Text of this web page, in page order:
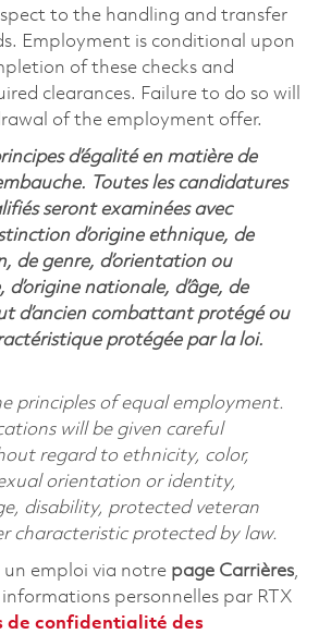
to the handling and transfer
Employment is conditional upon
of these checks and
clearances. Failure to do so will
of the employment offer.
d’égalité en matière de
Toutes les candidatures
seront examinées avec
d’origine ethnique, de
de genre, d’orientation ou
d’origine nationale, d’âge, de
d’ancien combattant protégé ou
protégée par la loi.
principles of equal employment.
will be given careful
regard to ethnicity, color,
orientation or identity,
disability, protected veteran
characteristic protected by law.
un emploi via notre page Carrières,
personnelles par RTX
de confidentialité des